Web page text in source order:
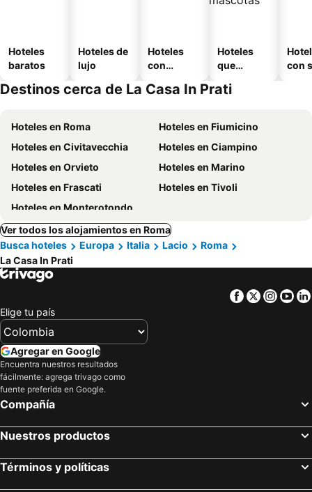
Hoteles
baratos
Hoteles de
lujo
Hoteles
con
Hoteles
que
mascotas
con
Destinos cerca de La Casa In Prati
Hoteles en Roma
Hoteles en Fiumicino
Hoteles en Civitavecchia
Hoteles en Ciampino
Hoteles en Orvieto
Hoteles en Marino
Hoteles en Frascati
Hoteles en Tivoli
Hoteles en Monterotondo
Ver todos los alojamientos en Roma
Busca hoteles
Europa Italia Lacio
Roma
La Casa In Prati
Facebook
Twitter
Elige tu país
Agregar en Google
Encuentra nuestros resultados
fácilmente: agrega trivago como
fuente preferida en Google.
Compañía
Nuestros productos
Términos y políticas